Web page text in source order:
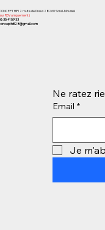
HIFI 2 route de Dreux 28260 Sorel-Moussel
RDV uniquement)
35 41 59 33
Ne ratez
Email *
Je